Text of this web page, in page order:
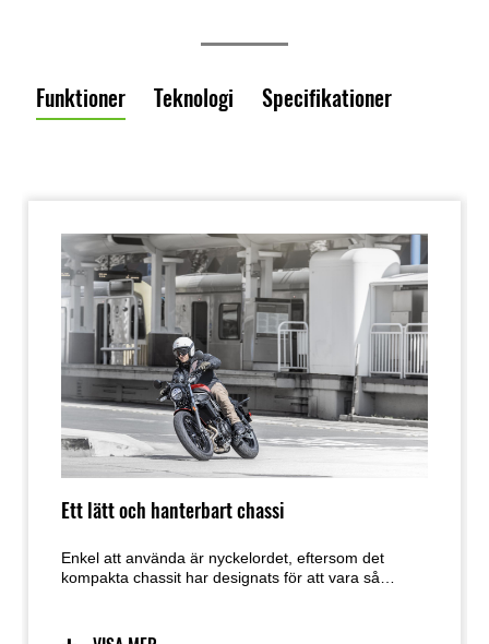
Funktioner Teknologi Specifikationer
Ett lätt och hanterbart chassi
Enkel att använda är nyckelordet, eftersom det
kompakta chassit har designats för att vara så
manövrerbarhet och masscentralisering i åtanke ger